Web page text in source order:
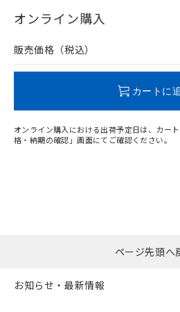
在庫等で未対応品が混在する可能
問い合わせください。
オンライン購入
販売価格（税込）
カートに
オンライン購入における出荷予定日は、カー
格・納期の確認」画面にてご確認ください。
ページ先頭へ
お知らせ・最新情報